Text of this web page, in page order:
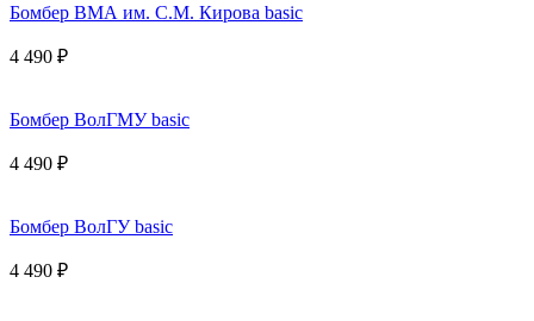
Бомбер ВМА им. С.М. Кирова basic
4 490 ₽
Бомбер ВолГМУ basic
4 490 ₽
Бомбер ВолГУ basic
4 490 ₽